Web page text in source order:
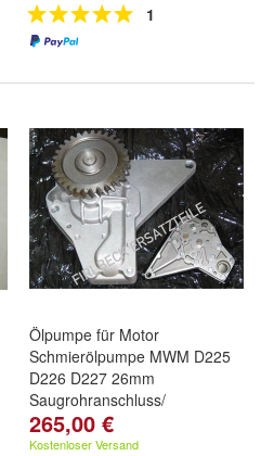
1
Ölpumpe für Motor
Schmierölpumpe MWM D225
D226 D227 26mm
Saugrohranschluss/
265,00 €
Kostenloser Versand